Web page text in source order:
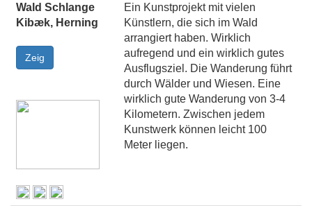
Wald Schlange
Kibæk, Herning
Ein Kunstprojekt mit vielen
Künstlern, die sich im Wald
arrangiert haben. Wirklich
aufregend und ein wirklich gutes
Ausflugsziel. Die Wanderung führt
durch Wälder und Wiesen. Eine
wirklich gute Wanderung von 3-4
Kilometern. Zwischen jedem
Kunstwerk können leicht 100
Meter liegen.